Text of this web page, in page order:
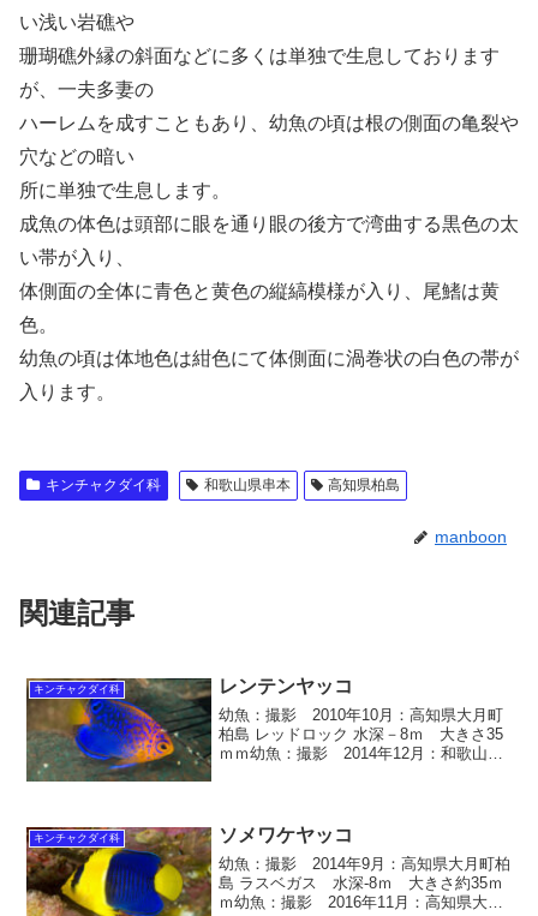
い浅い岩礁や
珊瑚礁外縁の斜面などに多くは単独で生息しております
が、一夫多妻の
ハーレムを成すこともあり、幼魚の頃は根の側面の亀裂や
穴などの暗い
所に単独で生息します。
成魚の体色は頭部に眼を通り眼の後方で湾曲する黒色の太
い帯が入り、
体側面の全体に青色と黄色の縦縞模様が入り、尾鰭は黄
色。
幼魚の頃は体地色は紺色にて体側面に渦巻状の白色の帯が
入ります。
キンチャクダイ科 和歌山県串本 高知県柏島
manboon
関連記事
キンチャクダイ科 レンテンヤッコ
幼魚：撮影 2010年10月：高知県大月町
柏島 レッドロック 水深－8ｍ 大きさ35
ｍｍ幼魚：撮影 2014年12月：和歌山県
キンチャクダイ科 ソメワケヤッコ
幼魚：撮影 2014年9月：高知県大月町柏
島 ラスベガス 水深-8ｍ 大きさ約35ｍ
ｍ幼魚：撮影 2016年11月：高知県大月